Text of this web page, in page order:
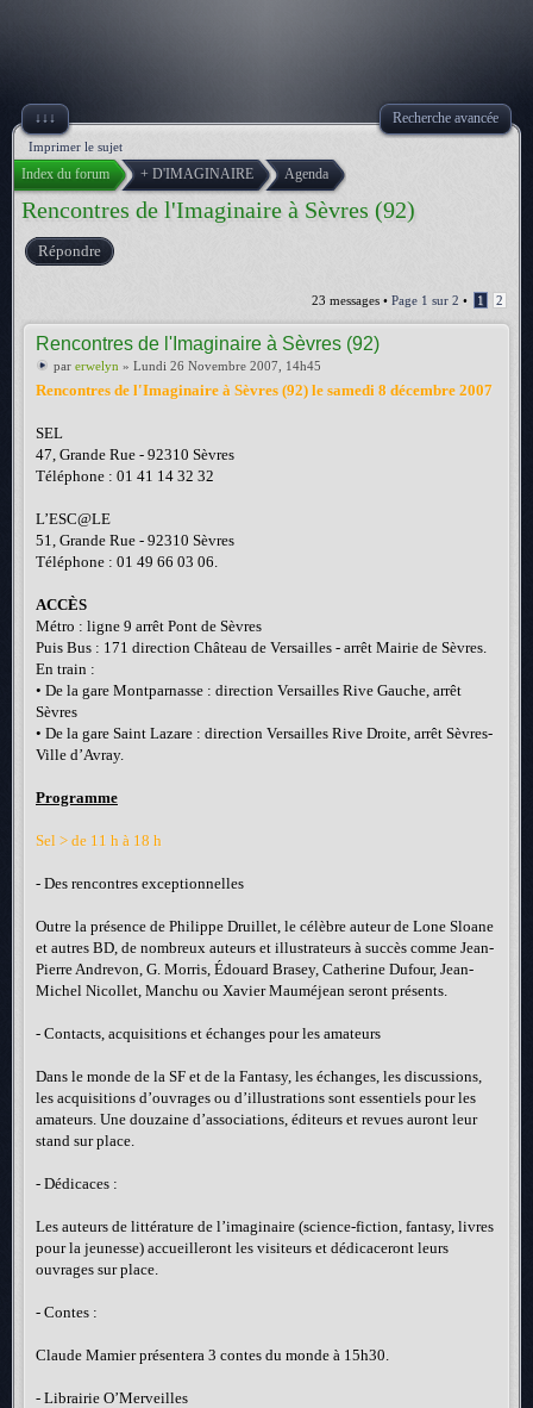
↓↓↓ Recherche avancée
Imprimer le sujet
Index du forum + D'IMAGINAIRE Agenda
Rencontres de l'Imaginaire à Sèvres (92)
Répondre
23 messages • Page 1 sur 2 • 1 2
Rencontres de l'Imaginaire à Sèvres (92)
par erwelyn » Lundi 26 Novembre 2007, 14h45
Rencontres de l'Imaginaire à Sèvres (92) le samedi 8 décembre 2007
SEL
47, Grande Rue - 92310 Sèvres
Téléphone : 01 41 14 32 32
L’ESC@LE
51, Grande Rue - 92310 Sèvres
Téléphone : 01 49 66 03 06.
ACCÈS
Métro : ligne 9 arrêt Pont de Sèvres
Puis Bus : 171 direction Château de Versailles - arrêt Mairie de Sèvres.
En train :
• De la gare Montparnasse : direction Versailles Rive Gauche, arrêt
Sèvres
• De la gare Saint Lazare : direction Versailles Rive Droite, arrêt Sèvres-
Ville d’Avray.
Programme
Sel > de 11 h à 18 h
- Des rencontres exceptionnelles
Outre la présence de Philippe Druillet, le célèbre auteur de Lone Sloane
et autres BD, de nombreux auteurs et illustrateurs à succès comme Jean-
Pierre Andrevon, G. Morris, Édouard Brasey, Catherine Dufour, Jean-
Michel Nicollet, Manchu ou Xavier Mauméjean seront présents.
- Contacts, acquisitions et échanges pour les amateurs
Dans le monde de la SF et de la Fantasy, les échanges, les discussions,
les acquisitions d’ouvrages ou d’illustrations sont essentiels pour les
amateurs. Une douzaine d’associations, éditeurs et revues auront leur
stand sur place.
- Dédicaces :
Les auteurs de littérature de l’imaginaire (science-fiction, fantasy, livres
pour la jeunesse) accueilleront les visiteurs et dédicaceront leurs
ouvrages sur place.
- Contes :
Claude Mamier présentera 3 contes du monde à 15h30.
- Librairie O’Merveilles